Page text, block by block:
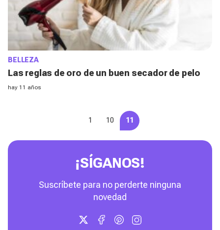
BELLEZA
Las reglas de oro de un buen secador de pelo
hay 11 años
1 10 11
¡SÍGANOS!
Suscríbete para no perderte ninguna
novedad